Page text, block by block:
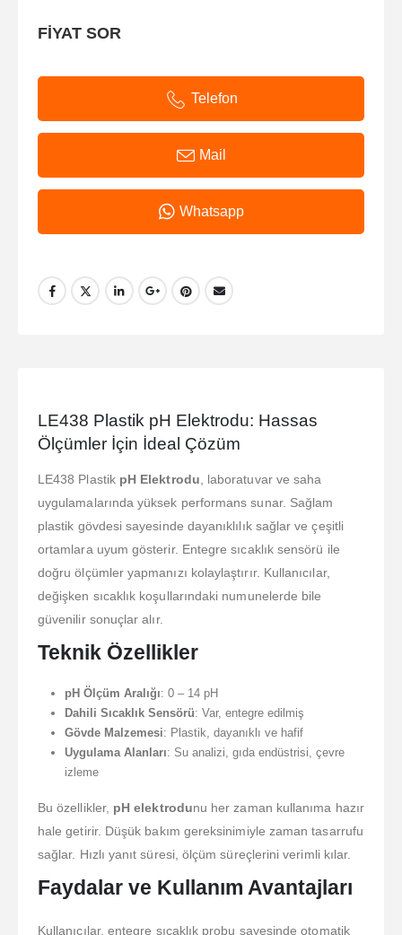
FİYAT SOR
Telefon
Mail
Whatsapp
LE438 Plastik pH Elektrodu: Hassas
Ölçümler İçin İdeal Çözüm
LE438 Plastik pH Elektrodu, laboratuvar ve saha
uygulamalarında yüksek performans sunar. Sağlam
plastik gövdesi sayesinde dayanıklılık sağlar ve çeşitli
ortamlara uyum gösterir. Entegre sıcaklık sensörü ile
doğru ölçümler yapmanızı kolaylaştırır. Kullanıcılar,
değişken sıcaklık koşullarındaki numunelerde bile
güvenilir sonuçlar alır.
Teknik Özellikler
pH Ölçüm Aralığı: 0 – 14 pH
Dahili Sıcaklık Sensörü: Var, entegre edilmiş
Gövde Malzemesi: Plastik, dayanıklı ve hafif
Uygulama Alanları: Su analizi, gıda endüstrisi, çevre
izleme
Bu özellikler, pH elektrodunu her zaman kullanıma hazır
hale getirir. Düşük bakım gereksinimiyle zaman tasarrufu
sağlar. Hızlı yanıt süresi, ölçüm süreçlerini verimli kılar.
Faydalar ve Kullanım Avantajları
Kullanıcılar, entegre sıcaklık probu sayesinde otomatik